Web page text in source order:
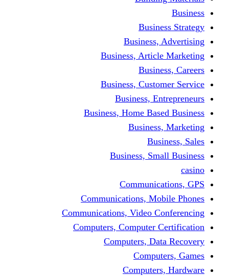
Business,
Business,
Business,
Business,
Business, Home
Business,
Communications,
Communications, Video
Computers, Computer
Computers,